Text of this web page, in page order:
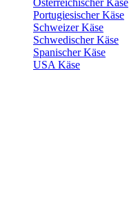
Österreichischer Käse
Portugiesischer Käse
Schweizer Käse
Schwedischer Käse
Spanischer Käse
USA Käse